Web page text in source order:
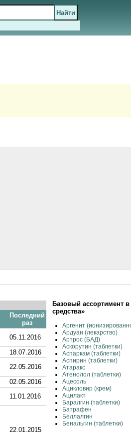
Последний
раз
05.11.2016
18.07.2016
22.05.2016
02.05.2016
11.01.2016
22.01.2015
Базовый ассортимент
средства»
Аргенит
Ардуан (лекарство)
Артрос (БАД)
Аскорутин (таблетки)
Аспаркам (таблетки)
Аспирин (таблетки)
Атаракс
Атенолол (таблетки)
Ацесоль
Ацикловир (крем)
Ацилакт
Баралгин (таблетки)
Батрафен
Беллалгин
Бенальгин (таблетки)